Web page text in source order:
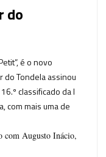
do
é o novo
Tondela assinou
classificado da I
com mais uma de
com Augusto Inácio,